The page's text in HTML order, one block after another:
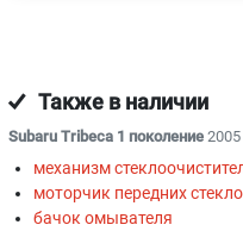
Также в наличии
Subaru Tribeca 1 поколение
механизм
моторчик передних
бачок омывателя